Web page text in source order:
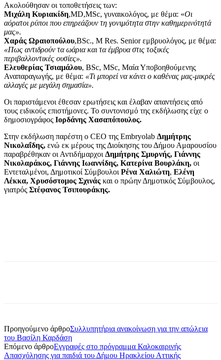
Ακολούθησαν οι τοποθετήσεις των:
Μιχάλη Κυριακίδη,MD,MSc, γυναικολόγος, με θέμα: «Οι
αόρατοι ρύποι που επηρεάζουν τη γονιμότητα στην καθημερινότητά
μας».
Χαράς Ωραιοπούλου,BSc., M Res. Senior εμβρυολόγος, με θέμα:
«Πως αντιδρούν τα ωάρια και τα έμβρυα στις τοξικές
περιβαλλοντικές ουσίες».
Ελευθερίας Τσιαμάλου, BSc, MSc, Μαία Υποβοηθούμενης
Αναπαραγωγής, με θέμα: «Τι μπορεί να κάνει ο καθένας μας-μικρές
αλλαγές με μεγάλη σημασία».
Οι παριστάμενοι έθεσαν ερωτήσεις και έλαβαν απαντήσεις από
τους ειδικούς επιστήμονες. Το συντονισμό της εκδήλωσης είχε ο
δημοσιογράφος Ιορδάνης Χασαπόπουλος.
Στην εκδήλωση παρέστη ο CEO της Embryolab Δημήτρης
Νικολαΐδης, ενώ εκ μέρους της Διοίκησης του Δήμου Αμαρουσίου
παραβρέθηκαν οι Αντιδήμαρχοι Δημήτρης Σμυρνής, Γιάννης
Νικολαράκος, Γιάννης Ιωαννίδης, Κατερίνα Βουρλάκη, οι
Εντεταλμένοι, Δημοτικοί Σύμβουλοι Ρένα Χαλιώτη, Ελένη
Λέκκα, Χρυσόστομος Σχινάς και ο πρώην Δημοτικός Σύμβουλος,
γιατρός Στέφανος Τσιπουράκης.
Προηγούμενο άρθροΣυλλυπητήρια ανακοίνωση για την απώλεια
του Βασίλη Καρδάση
Επόμενο άρθροΕγγραφές στο πρόγραμμα Καλοκαιρινής
Απασχόλησης για παιδιά του Δήμου Ηρακλείου Αττικής